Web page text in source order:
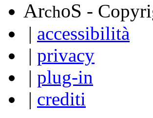
ArchoS -
| accessibilità
| privacy
| plug-in
| crediti